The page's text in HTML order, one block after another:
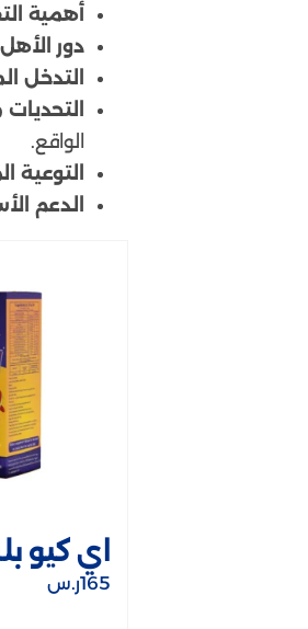
أهمية
دور
التدخل
الواقع.
التوعية
الدعم
اي كيو
165ر.س